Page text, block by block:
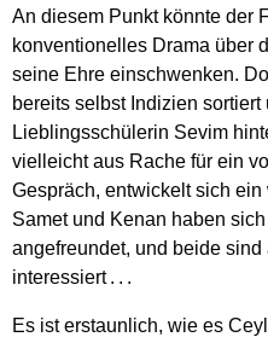
An diesem Punkt könnte der
konventionelles Drama über
seine Ehre einschwenken.
bereits selbst Indizien
Lieblingsschülerin Sevim
vielleicht aus Rache für ein
Gespräch, entwickelt sich
Samet und Kenan haben
angefreundet, und beide
interessiert . . .
Es ist erstaunlich, wie es